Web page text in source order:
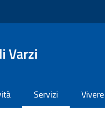
Varzi
Servizi